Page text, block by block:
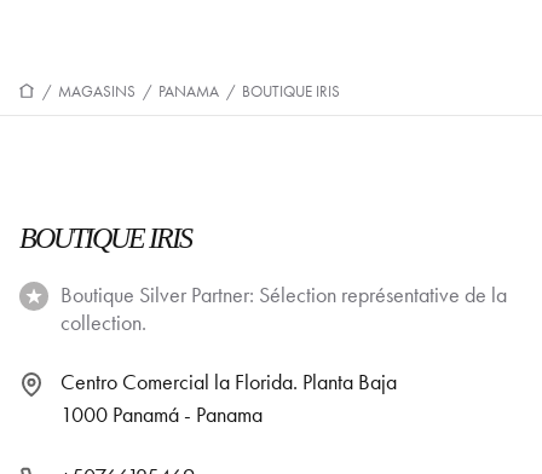
/ MAGASINS / PANAMA / BOUTIQUE IRIS
BOUTIQUE IRIS
Boutique Silver Partner: Sélection représentative de la
collection.
Centro Comercial la Florida. Planta Baja
1000 Panamá - Panama